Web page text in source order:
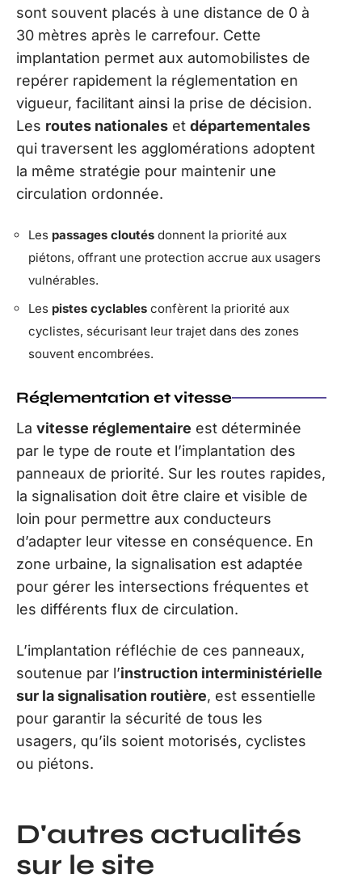
sont souvent placés à une distance de 0 à
30 mètres après le carrefour. Cette
implantation permet aux automobilistes de
repérer rapidement la réglementation en
vigueur, facilitant ainsi la prise de décision.
Les routes nationales et départementales
qui traversent les agglomérations adoptent
la même stratégie pour maintenir une
circulation ordonnée.
Les passages cloutés donnent la priorité aux
piétons, offrant une protection accrue aux usagers
vulnérables.
Les pistes cyclables confèrent la priorité aux
cyclistes, sécurisant leur trajet dans des zones
souvent encombrées.
Réglementation et vitesse
La vitesse réglementaire est déterminée
par le type de route et l’implantation des
panneaux de priorité. Sur les routes rapides,
la signalisation doit être claire et visible de
loin pour permettre aux conducteurs
d’adapter leur vitesse en conséquence. En
zone urbaine, la signalisation est adaptée
pour gérer les intersections fréquentes et
les différents flux de circulation.
L’implantation réfléchie de ces panneaux,
soutenue par l’instruction interministérielle
sur la signalisation routière, est essentielle
pour garantir la sécurité de tous les
usagers, qu’ils soient motorisés, cyclistes
ou piétons.
D'autres actualités
sur le site